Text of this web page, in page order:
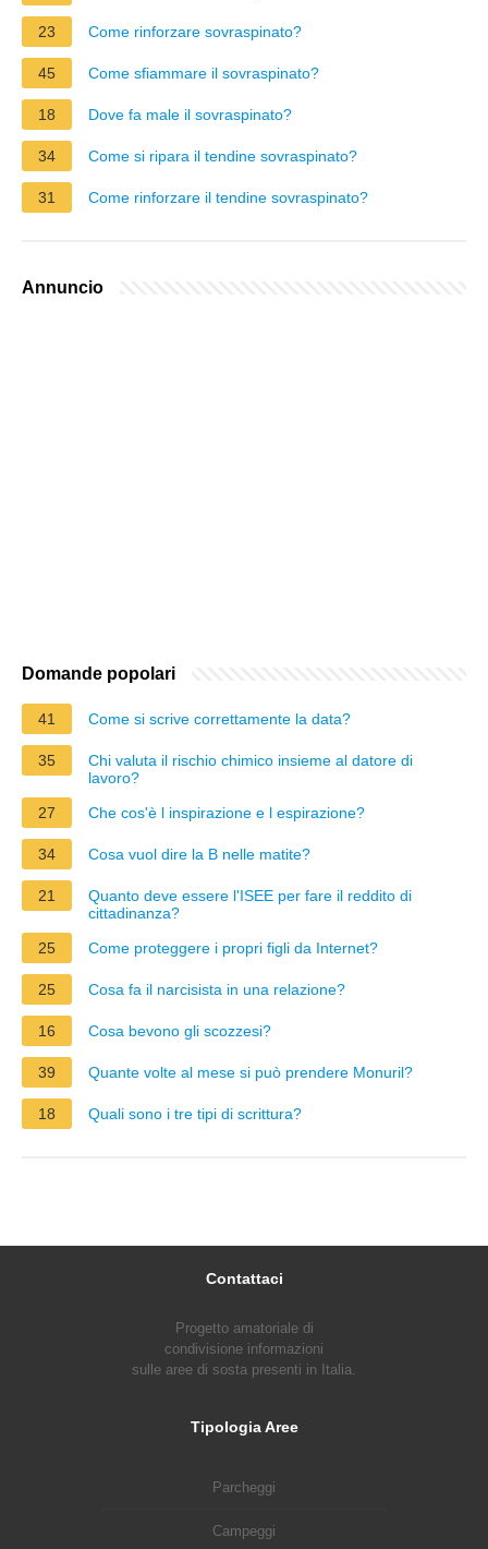
23 Come rinforzare sovraspinato?
45 Come sfiammare il sovraspinato?
18 Dove fa male il sovraspinato?
34 Come si ripara il tendine sovraspinato?
31 Come rinforzare il tendine sovraspinato?
Annuncio
Domande popolari
41 Come si scrive correttamente la data?
35
Chi valuta il rischio chimico insieme al datore di
lavoro?
27
Che cos'è l inspirazione e l espirazione?
34 Cosa vuol dire la B nelle matite?
21
Quanto deve essere l'ISEE per fare il reddito di
cittadinanza?
25
Come proteggere i propri figli da Internet?
25 Cosa fa il narcisista in una relazione?
16 Cosa bevono gli scozzesi?
39 Quante volte al mese si può prendere Monuril?
18 Quali sono i tre tipi di scrittura?
Contattaci
Progetto amatoriale di
condivisione informazioni
sulle aree di sosta presenti in Italia.
Tipologia Aree
Parcheggi
Campeggi